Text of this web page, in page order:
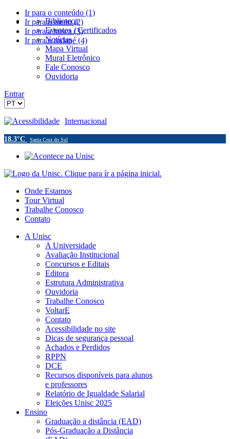
Ir para o conteúdo (1)
Ir para o menu (2)
Ir para a busca (3)
Ir para o rodapé (4)
Biblioteca
Eventos / Certificados
Notícias
Mapa Virtual
Mural Eletrônico
Fale Conosco
Ouvidoria
Entrar
Acessibilidade Internacional
18.3°C Santa Cruz do Sul
Onde Estamos
Tour Virtual
Trabalhe Conosco
Contato
A Unisc
A Universidade
Avaliação Institucional
Concursos e Editais
Editora
Estrutura Administrativa
Ouvidoria
Trabalhe Conosco
VoltarE
Contato
Acessibilidade no site
Dicas de segurança pessoal
Achados e Perdidos
RPPN
DCE
Recursos disponíveis para alunos
e professores
Relatório de Igualdade Salarial
Eleições Unisc 2025
Ensino
Graduação a distância (EAD)
Pós-Graduação a Distância